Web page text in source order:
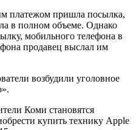
платежом пришла посылка,
в полном объеме. Однако
мобильного телефона в
продавец выслал им
возбудили уголовное
Коми становятся
купить технику Apple